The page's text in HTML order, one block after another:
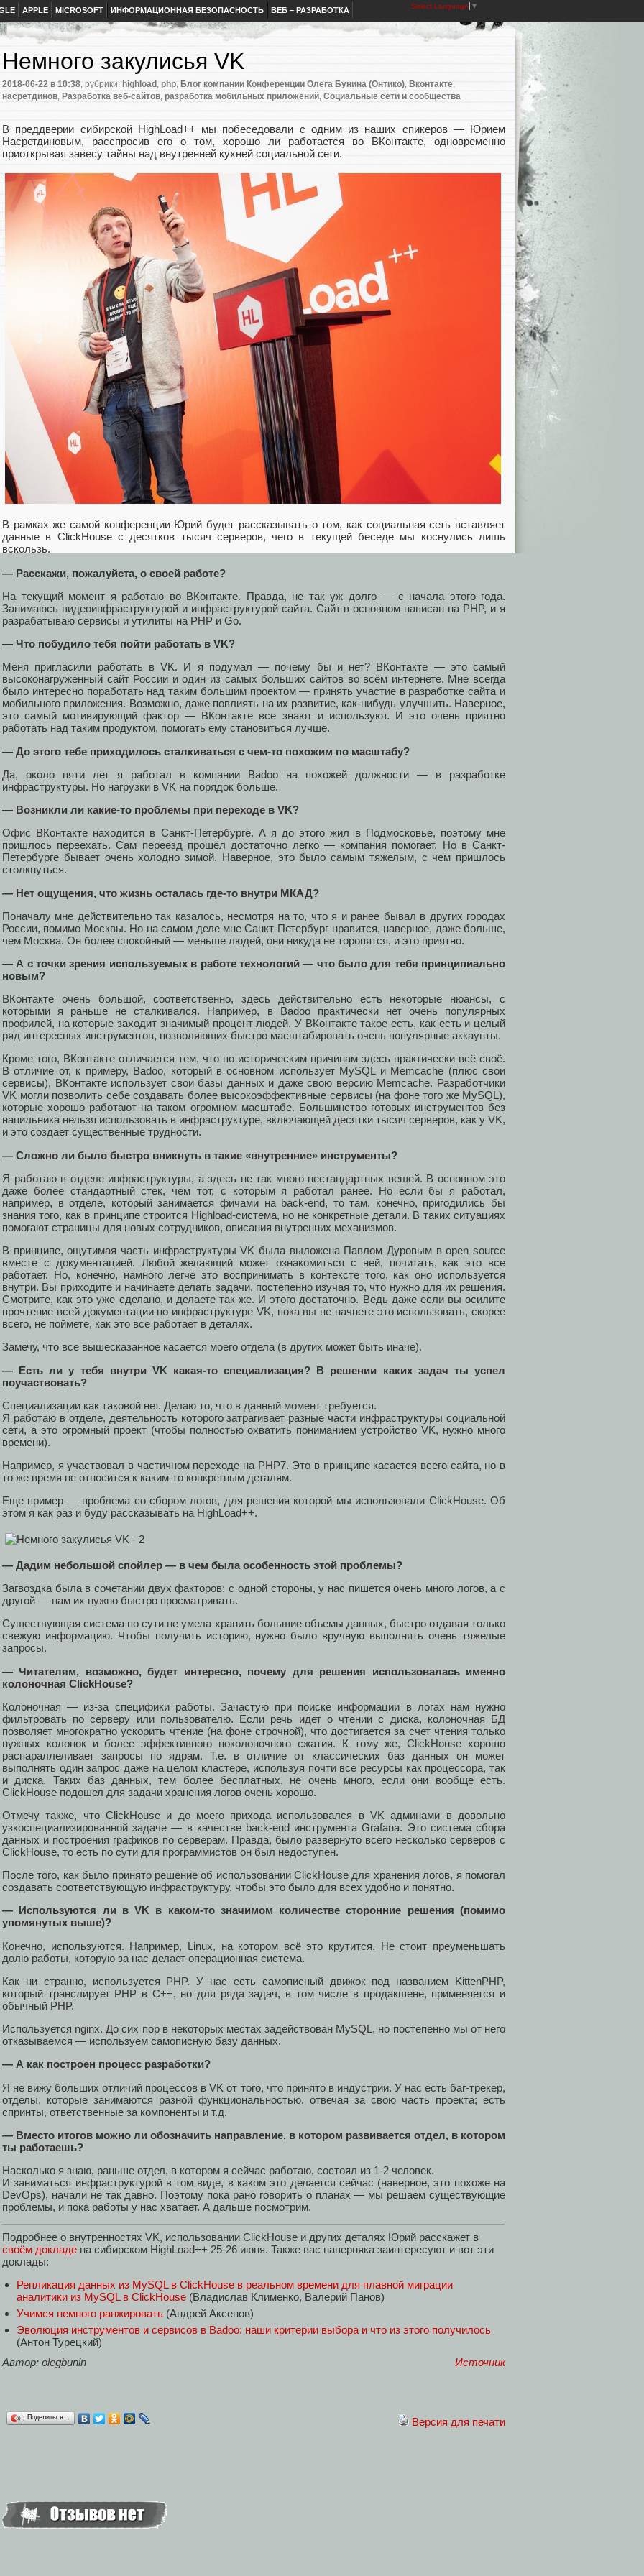
APPLE MICROSOFT ИНФОРМАЦИОННАЯ БЕЗОПАСНОСТЬ ВЕБ – РАЗРАБОТКА Select Language ▼
Немного закулисья VK
2018-06-22 в 10:38, рубрики: highload , php, Блог компании Конференции Олега Бунина (Онтико), Вконтакте,
насретдинов, Разработка веб-сайтов, разработка мобильных приложений, Социальные сети и сообщества
В преддверии cибирской HighLoad++ мы побеседовали с одним из наших спикеров — Юрием
Насретдиновым, расспросив его о том, хорошо ли работается во ВКонтакте, одновременно
приоткрывая завесу тайны над внутренней кухней социальной сети.
В рамках же самой конференции Юрий будет рассказывать о том, как социальная сеть вставляет
данные в ClickHouse с десятков тысяч серверов, чего в текущей беседе мы коснулись лишь
вскользь.
— Расскажи, пожалуйста, о своей работе?
На текущий момент я работаю во ВКонтакте. Правда, не так уж долго — с начала этого года.
Занимаюсь видеоинфраструктурой и инфраструктурой сайта. Сайт в основном написан на PHP, и я
разрабатываю сервисы и утилиты на PHP и Go.
— Что побудило тебя пойти работать в VK?
Меня пригласили работать в VK. И я подумал — почему бы и нет? ВКонтакте — это самый
высоконагруженный сайт России и один из самых больших сайтов во всём интернете. Мне всегда
было интересно поработать над таким большим проектом — принять участие в разработке сайта и
мобильного приложения. Возможно, даже повлиять на их развитие, как-нибудь улучшить. Наверное,
это самый мотивирующий фактор — ВКонтакте все знают и используют. И это очень приятно
работать над таким продуктом, помогать ему становиться лучше.
— До этого тебе приходилось сталкиваться с чем-то похожим по масштабу?
Да, около пяти лет я работал в компании Badoo на похожей должности — в разработке
инфраструктуры. Но нагрузки в VK на порядок больше.
— Возникли ли какие-то проблемы при переходе в VK?
Офис ВКонтакте находится в Санкт-Петербурге. А я до этого жил в Подмосковье, поэтому мне
пришлось переехать. Сам переезд прошёл достаточно легко — компания помогает. Но в Санкт-
Петербурге бывает очень холодно зимой. Наверное, это было самым тяжелым, с чем пришлось
столкнуться.
— Нет ощущения, что жизнь осталась где-то внутри МКАД?
Поначалу мне действительно так казалось, несмотря на то, что я и ранее бывал в других городах
России, помимо Москвы. Но на самом деле мне Санкт-Петербург нравится, наверное, даже больше,
чем Москва. Он более спокойный — меньше людей, они никуда не торопятся, и это приятно.
— А с точки зрения используемых в работе технологий — что было для тебя принципиально
новым?
ВКонтакте очень большой, соответственно, здесь действительно есть некоторые нюансы, с
которыми я раньше не сталкивался. Например, в Badoo практически нет очень популярных
профилей, на которые заходит значимый процент людей. У ВКонтакте такое есть, как есть и целый
ряд интересных инструментов, позволяющих быстро масштабировать очень популярные аккаунты.
Кроме того, ВКонтакте отличается тем, что по историческим причинам здесь практически всё своё.
В отличие от, к примеру, Badoo, который в основном использует MySQL и Memcache (плюс свои
сервисы), ВКонтакте использует свои базы данных и даже свою версию Memcache. Разработчики
VK могли позволить себе создавать более высокоэффективные сервисы (на фоне того же MySQL),
которые хорошо работают на таком огромном масштабе. Большинство готовых инструментов без
напильника нельзя использовать в инфраструктуре, включающей десятки тысяч серверов, как у VK,
и это создает существенные трудности.
— Сложно ли было быстро вникнуть в такие «внутренние» инструменты?
Я работаю в отделе инфраструктуры, а здесь не так много нестандартных вещей. В основном это
даже более стандартный стек, чем тот, с которым я работал ранее. Но если бы я работал,
например, в отделе, который занимается фичами на back-end, то там, конечно, пригодились бы
знания того, как в принципе строится Highload-система, но не конкретные детали. В таких ситуациях
помогают страницы для новых сотрудников, описания внутренних механизмов.
В принципе, ощутимая часть инфраструктуры VK была выложена Павлом Дуровым в open source
вместе с документацией. Любой желающий может ознакомиться с ней, почитать, как это все
работает. Но, конечно, намного легче это воспринимать в контексте того, как оно используется
внутри. Вы приходите и начинаете делать задачи, постепенно изучая то, что нужно для их решения.
Смотрите, как это уже сделано, и делаете так же. И этого достаточно. Ведь даже если вы осилите
прочтение всей документации по инфраструктуре VK, пока вы не начнете это использовать, скорее
всего, не поймете, как это все работает в деталях.
Замечу, что все вышесказанное касается моего отдела (в других может быть иначе).
— Есть ли у тебя внутри VK какая-то специализация? В решении каких задач ты успел
поучаствовать?
Специализации как таковой нет. Делаю то, что в данный момент требуется.
Я работаю в отделе, деятельность которого затрагивает разные части инфраструктуры социальной
сети, а это огромный проект (чтобы полностью охватить пониманием устройство VK, нужно много
времени).
Например, я участвовал в частичном переходе на PHP7. Это в принципе касается всего сайта, но в
то же время не относится к каким-то конкретным деталям.
Еще пример — проблема со сбором логов, для решения которой мы использовали ClickHouse. Об
этом я как раз и буду рассказывать на HighLoad++.
— Дадим небольшой спойлер — в чем была особенность этой проблемы?
Загвоздка была в сочетании двух факторов: с одной стороны, у нас пишется очень много логов, а с
другой — нам их нужно быстро просматривать.
Существующая система по сути не умела хранить большие объемы данных, быстро отдавая только
свежую информацию. Чтобы получить историю, нужно было вручную выполнять очень тяжелые
запросы.
— Читателям, возможно, будет интересно, почему для решения использовалась именно
колоночная ClickHouse?
Колоночная — из-за специфики работы. Зачастую при поиске информации в логах нам нужно
фильтровать по серверу или пользователю. Если речь идет о чтении с диска, колоночная БД
позволяет многократно ускорить чтение (на фоне строчной), что достигается за счет чтения только
нужных колонок и более эффективного поколоночного сжатия. К тому же, ClickHouse хорошо
распараллеливает запросы по ядрам. Т.е. в отличие от классических баз данных он может
выполнять один запрос даже на целом кластере, используя почти все ресурсы как процессора, так
и диска. Таких баз данных, тем более бесплатных, не очень много, если они вообще есть.
ClickHouse подошел для задачи хранения логов очень хорошо.
Отмечу также, что ClickHouse и до моего прихода использовался в VK админами в довольно
узкоспециализированной задаче — в качестве back-end инструмента Grafana. Это система сбора
данных и построения графиков по серверам. Правда, было развернуто всего несколько серверов с
ClickHouse, то есть по сути для программистов он был недоступен.
После того, как было принято решение об использовании ClickHouse для хранения логов, я помогал
создавать соответствующую инфраструктуру, чтобы это было для всех удобно и понятно.
— Используются ли в VK в каком-то значимом количестве сторонние решения (помимо
упомянутых выше)?
Конечно, используются. Например, Linux, на котором всё это крутится. Не стоит преуменьшать
долю работы, которую за нас делает операционная система.
Как ни странно, используется PHP. У нас есть самописный движок под названием KittenPHP,
который транслирует PHP в C++, но для ряда задач, в том числе в продакшене, применяется и
обычный PHP.
Используется nginx. До сих пор в некоторых местах задействован MySQL, но постепенно мы от него
отказываемся — используем самописную базу данных.
— А как построен процесс разработки?
Я не вижу больших отличий процессов в VK от того, что принято в индустрии. У нас есть баг-трекер,
отделы, которые занимаются разной функциональностью, отвечая за свою часть проекта; есть
спринты, ответственные за компоненты и т.д.
— Вместо итогов можно ли обозначить направление, в котором развивается отдел, в котором
ты работаешь?
Насколько я знаю, раньше отдел, в котором я сейчас работаю, состоял из 1-2 человек.
И заниматься инфраструктурой в том виде, в каком это делается сейчас (наверное, это похоже на
DevOps), начали не так давно. Поэтому пока рано говорить о планах — мы решаем существующие
проблемы, и пока работы у нас хватает. А дальше посмотрим.
Подробнее о внутренностях VK, использовании ClickHouse и других деталях Юрий расскажет в
своём докладе на сибирском HighLoad++ 25-26 июня. Также вас наверняка заинтересуют и вот эти
доклады:
Репликация данных из MySQL в ClickHouse в реальном времени для плавной миграции
аналитики из MySQL в ClickHouse (Владислав Клименко, Валерий Панов)
Учимся немного ранжировать (Андрей Аксенов)
Эволюция инструментов и сервисов в Badoo: наши критерии выбора и что из этого получилось
(Антон Турецкий)
Автор: olegbunin
Источник
Версия для печати
Поделиться…